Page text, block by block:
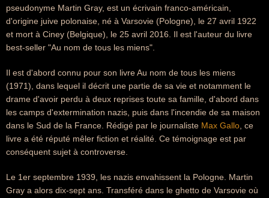
pseudonyme Martin Gray, est un écrivain franco-américain,
d'origine juive polonaise, né à Varsovie (Pologne), le 27 avril 1922
et mort à Ciney (Belgique), le 25 avril 2016. Il est l'auteur du livre
best-seller "Au nom de tous les miens".
Il est d'abord connu pour son livre Au nom de tous les miens
(1971), dans lequel il décrit une partie de sa vie et notamment le
drame d'avoir perdu à deux reprises toute sa famille, d'abord dans
les camps d'extermination nazis, puis dans l'incendie de sa maison
dans le Sud de la France. Rédigé par le journaliste Max Gallo , ce
livre a été réputé mêler fiction et réalité. Ce témoignage est par
conséquent sujet à controverse.
Le 1er septembre 1939, les nazis envahissent la Pologne. Martin
Gray a alors dix-sept ans. Transféré dans le ghetto de Varsovie où